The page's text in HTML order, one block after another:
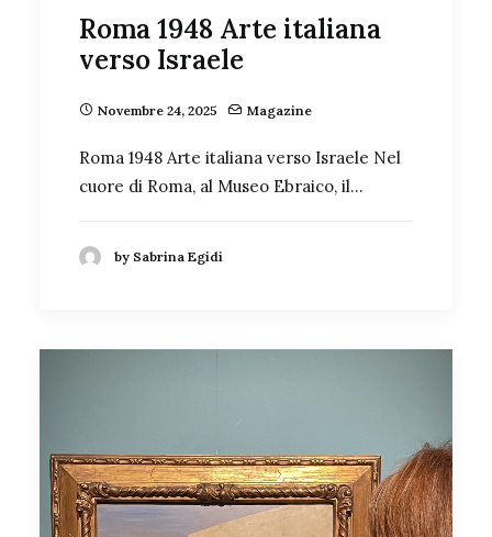
Roma 1948 Arte italiana
verso Israele
Novembre 24, 2025 Magazine
Roma 1948 Arte italiana verso Israele Nel
cuore di Roma, al Museo Ebraico, il…
by Sabrina Egidi